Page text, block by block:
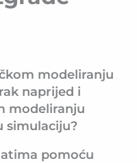
modeliranju
naprijed i
modeliranju
simulaciju?
pomoću